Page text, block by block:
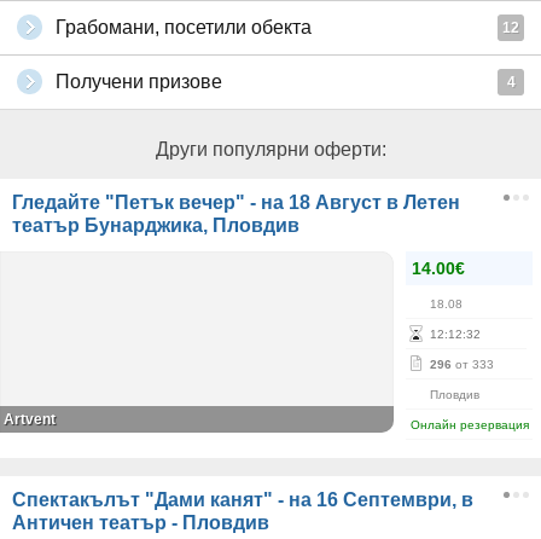
Грабомани, посетили обекта 12
Получени призове 4
Други популярни оферти:
Гледайте "Петък вечер" - на 18 Август в Летен
театър Бунарджика, Пловдив
14.00€
18.08
12:12:32
296 от 333
Пловдив
Онлайн резервация
Аrtvent
Спектакълът "Дами канят" - на 16 Септември, в
Античен театър - Пловдив